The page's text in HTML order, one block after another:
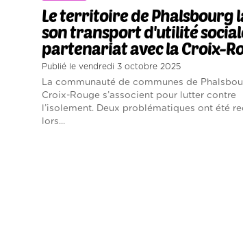
Le territoire de Phalsbourg
son transport d'utilité
partenariat avec la Croix-
Publié le vendredi 3 octobre 2025
La communauté de communes de
Croix-Rouge s’associent pour lutter contre
l’isolement. Deux problématiques ont été
lors...